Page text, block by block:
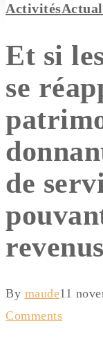
Activités
Et si
se
de
revenus
By maude11
Comments